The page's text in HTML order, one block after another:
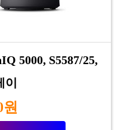
5000, S5587/25,